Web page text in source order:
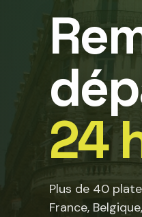
24
Plus de 40
France,